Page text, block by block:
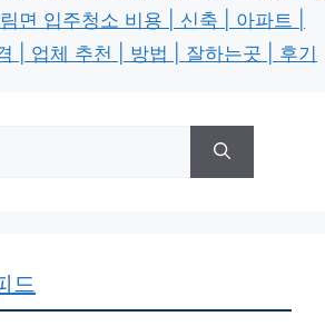
면 입주청소 비용 | 신축 | 아파트 |
| 업체 추천 | 방법 | 잘하는곳 | 후기
드